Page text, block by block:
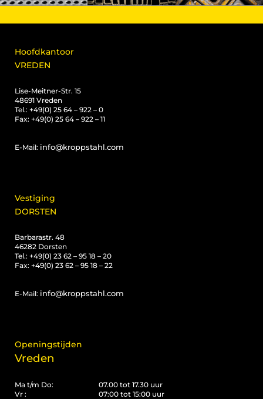
Hoofdkantoor
VREDEN
Lise-Meitner-Str. 15
48691 Vreden
Tel.: +49(0) 25 64 – 922 – 0
Fax: +49(0) 25 64 – 922 – 11
E-Mail: info@kroppstahl.com
Vestiging
DORSTEN
Barbarastr. 48
46282 Dorsten
Tel.: +49(0) 23 62 – 95 18 – 20
Fax: +49(0) 23 62 – 95 18 – 22
E-Mail: info@kroppstahl.com
Openingstijden
Vreden
Ma t/m Do:
Vr :
07.00 tot 17.30 uur
07:00 tot 15:00 uur